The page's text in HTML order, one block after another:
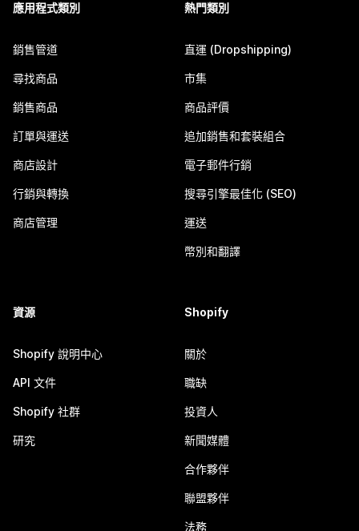
應用程式類別
銷售管道
尋找商品
銷售商品
訂單與運送
商店設計
行銷與轉換
商店管理
熱門類別
直運 (Dropshipping)
市集
商品評價
追加銷售和套裝組合
電子郵件行銷
搜尋引擎最佳化 (SEO)
運送
幣別和翻譯
資源
Shopify 說明中心
API 文件
Shopify 社群
研究
Shopify
關於
職缺
投資人
新聞媒體
合作夥伴
聯盟夥伴
法務